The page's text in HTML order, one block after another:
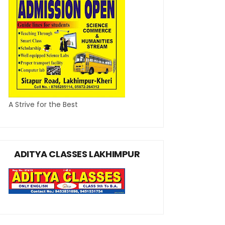
A Strive for the Best
ADITYA CLASSES LAKHIMPUR